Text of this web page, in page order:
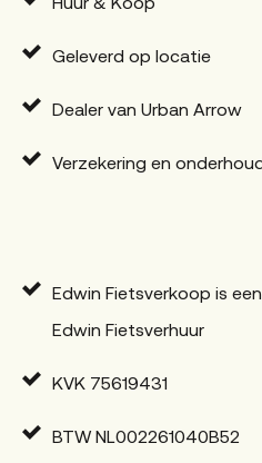
Geleverd op locatie
Dealer van Urban Arrow
Verzekering en
Edwin Fietsverkoop is
Edwin Fietsverhuur
KVK 75619431
BTW NL002261040B52